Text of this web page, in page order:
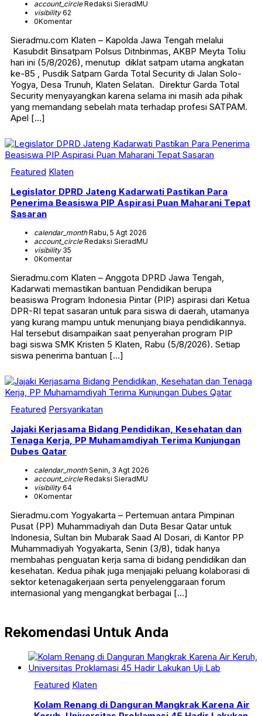
account_circleRedaksi SieradMU
visibility62
0Komentar
Sieradmu.com Klaten – Kapolda Jawa Tengah melalui
Kasubdit Binsatpam Polsus Ditnbinmas, AKBP Meyta Toliu
hari ini (5/8/2026), menutup diklat satpam utama angkatan
ke-85 , Pusdik Satpam Garda Total Security di Jalan Solo-
Yogya, Desa Trunuh, Klaten Selatan. Direktur Garda Total
Security menyayangkan karena selama ini masih ada pihak
yang memandang sebelah mata terhadap profesi SATPAM.
Apel […]
Featured Klaten
Legislator DPRD Jateng Kadarwati Pastikan Para
Penerima Beasiswa PIP Aspirasi Puan Maharani Tepat
Sasaran
calendar_monthRabu, 5 Agt 2026
account_circleRedaksi SieradMU
visibility35
0Komentar
Sieradmu.com Klaten – Anggota DPRD Jawa Tengah,
Kadarwati memastikan bantuan Pendidikan berupa
beasiswa Program Indonesia Pintar (PIP) aspirasi dari Ketua
DPR-RI tepat sasaran untuk para siswa di daerah, utamanya
yang kurang mampu untuk menunjang biaya pendidikannya.
Hal tersebut disampaikan saat penyerahan program PIP
bagi siswa SMK Kristen 5 Klaten, Rabu (5/8/2026). Setiap
siswa penerima bantuan […]
Featured Persyarikatan
Jajaki Kerjasama Bidang Pendidikan, Kesehatan dan
Tenaga Kerja, PP Muhamamdiyah Terima Kunjungan
Dubes Qatar
calendar_monthSenin, 3 Agt 2026
account_circleRedaksi SieradMU
visibility64
0Komentar
Sieradmu.com Yogyakarta – Pertemuan antara Pimpinan
Pusat (PP) Muhammadiyah dan Duta Besar Qatar untuk
Indonesia, Sultan bin Mubarak Saad Al Dosari, di Kantor PP
Muhammadiyah Yogyakarta, Senin (3/8), tidak hanya
membahas penguatan kerja sama di bidang pendidikan dan
kesehatan. Kedua pihak juga menjajaki peluang kolaborasi di
sektor ketenagakerjaan serta penyelenggaraan forum
internasional yang mengangkat berbagai […]
Rekomendasi Untuk Anda
Featured Klaten
Kolam Renang di Danguran Mangkrak Karena Air